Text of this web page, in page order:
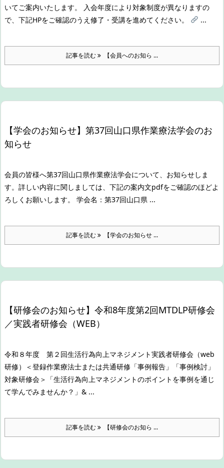
いてご案内いたします。 入会年度により対象制度が異なりますの
で、下記HPをご確認のうえ修了・受講を進めてください。
...
記事を読む 【会員へのお知ら ...
【学会のお知らせ】第37回山口県作業療法学会のお
知らせ
会員の皆様へ第37回山口県作業療法学会について、お知らせしま
す。 詳しい内容に関しましては、下記の案内文pdfをご確認のほどよ
ろしくお願いします。
学会名：第37回山口県 ...
記事を読む 【学会のお知らせ ...
【研修会のお知らせ】令和8年度第2回MTDLP研修会
／実践者研修会（WEB）
令和８年度 第２回生活行為向上マネジメント実践者研修会（web
研修）
＜登録作業療法士または共通研修「事例報告」「事例検討」
対象研修会＞ 「生活行為向上マネジメントのポイントを事例を通じ
て学んでみませんか？」 & ...
記事を読む 【研修会のお知ら ...